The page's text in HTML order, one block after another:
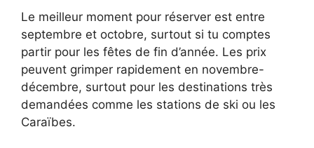
Le meilleur moment pour réserver est entre
septembre et octobre, surtout si tu comptes
partir pour les fêtes de fin d’année. Les prix
peuvent grimper rapidement en novembre-
décembre, surtout pour les destinations très
demandées comme les stations de ski ou les
Caraïbes.